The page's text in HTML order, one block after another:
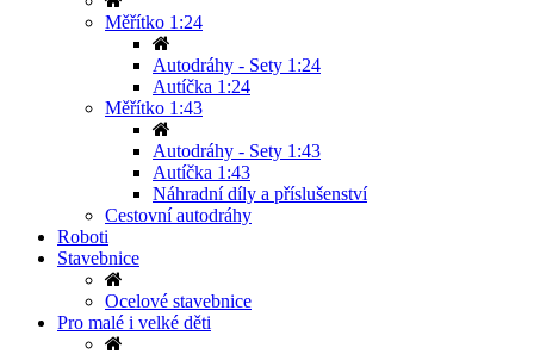
Měřítko 1:24
Autodráhy - Sety 1:24
Autíčka 1:24
Měřítko 1:43
Autodráhy - Sety 1:43
Autíčka 1:43
Náhradní díly a příslušenství
Cestovní autodráhy
Roboti
Stavebnice
Ocelové stavebnice
Pro malé i velké děti